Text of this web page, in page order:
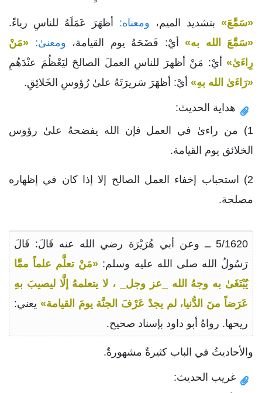
«سَمَّعَ» بتشديد الميم، ومعناه: أظهَرَ عَمَلَهُ للناسِ رياءً.
«سَمَّعَ الله به» أيْ: فَضَحَهُ يوم القيامة، ومعنىٰ: «مَنْ
رِاءَىٰ» أيْ: مَنْ أظهرَ للناسِ العملَ الصالحَ ليَعْظُمَ عنْدَهُمِ
«رَاءَىٰ الله بهِ» أيْ: أظهَرَ سَريرَتَهُ علىٰ رُؤوسِ الخَلائِقِ.
هداية الحديث:
1) من راءىٰ في العمل فإن الله يفضحهُ علىٰ رؤوس
الخلائق يوم القيامة.
2) استحباب إخفاء العمل الصالح إلا إذا كان في إظهاره
مصلحة.
5/1620 ــ وعن أبي هُرَيْرَة رضي الله عنه قَالَ: قَالَ
رَسُولُ الله صلى الله عليه وسلم: «مَنْ تعلَّم علماً ممَّا
يُبْتَغَىٰ به وجهُ الله _عز وجل_ ، لا يتعلمهُ إلَّا ليصيبَ بهِ
عَرَضاً منَ الدُّنيا، لم يجدْ عَرْفَ الجنَّة يومَ القيامة» يعني:
ريحها. رواهُ أبو داود بإسناد صحيح.
والأحاديثُ في الباب كثيرةٌ مشهورةٌ.
غريب الحديث: